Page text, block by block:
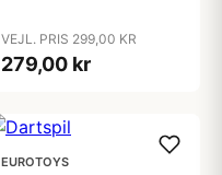
VEJL. PRIS 299,00 KR
279,00 kr
EUROTOYS